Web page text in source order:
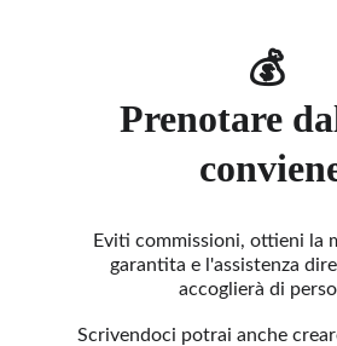
💰
Prenotare
Eviti commissioni, ottieni la
garantita e l'assistenza
accoglierà di
Scrivendoci potrai anche